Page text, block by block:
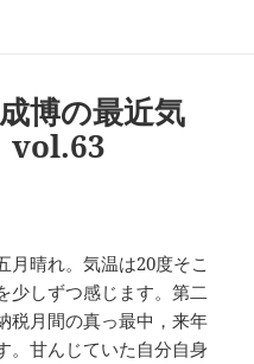
博の最近気
vol.63
月晴れ。気温は20度そこ
少しずつ感じます。第二
税月間の真っ最中，来年
。甘んじていた自分自身